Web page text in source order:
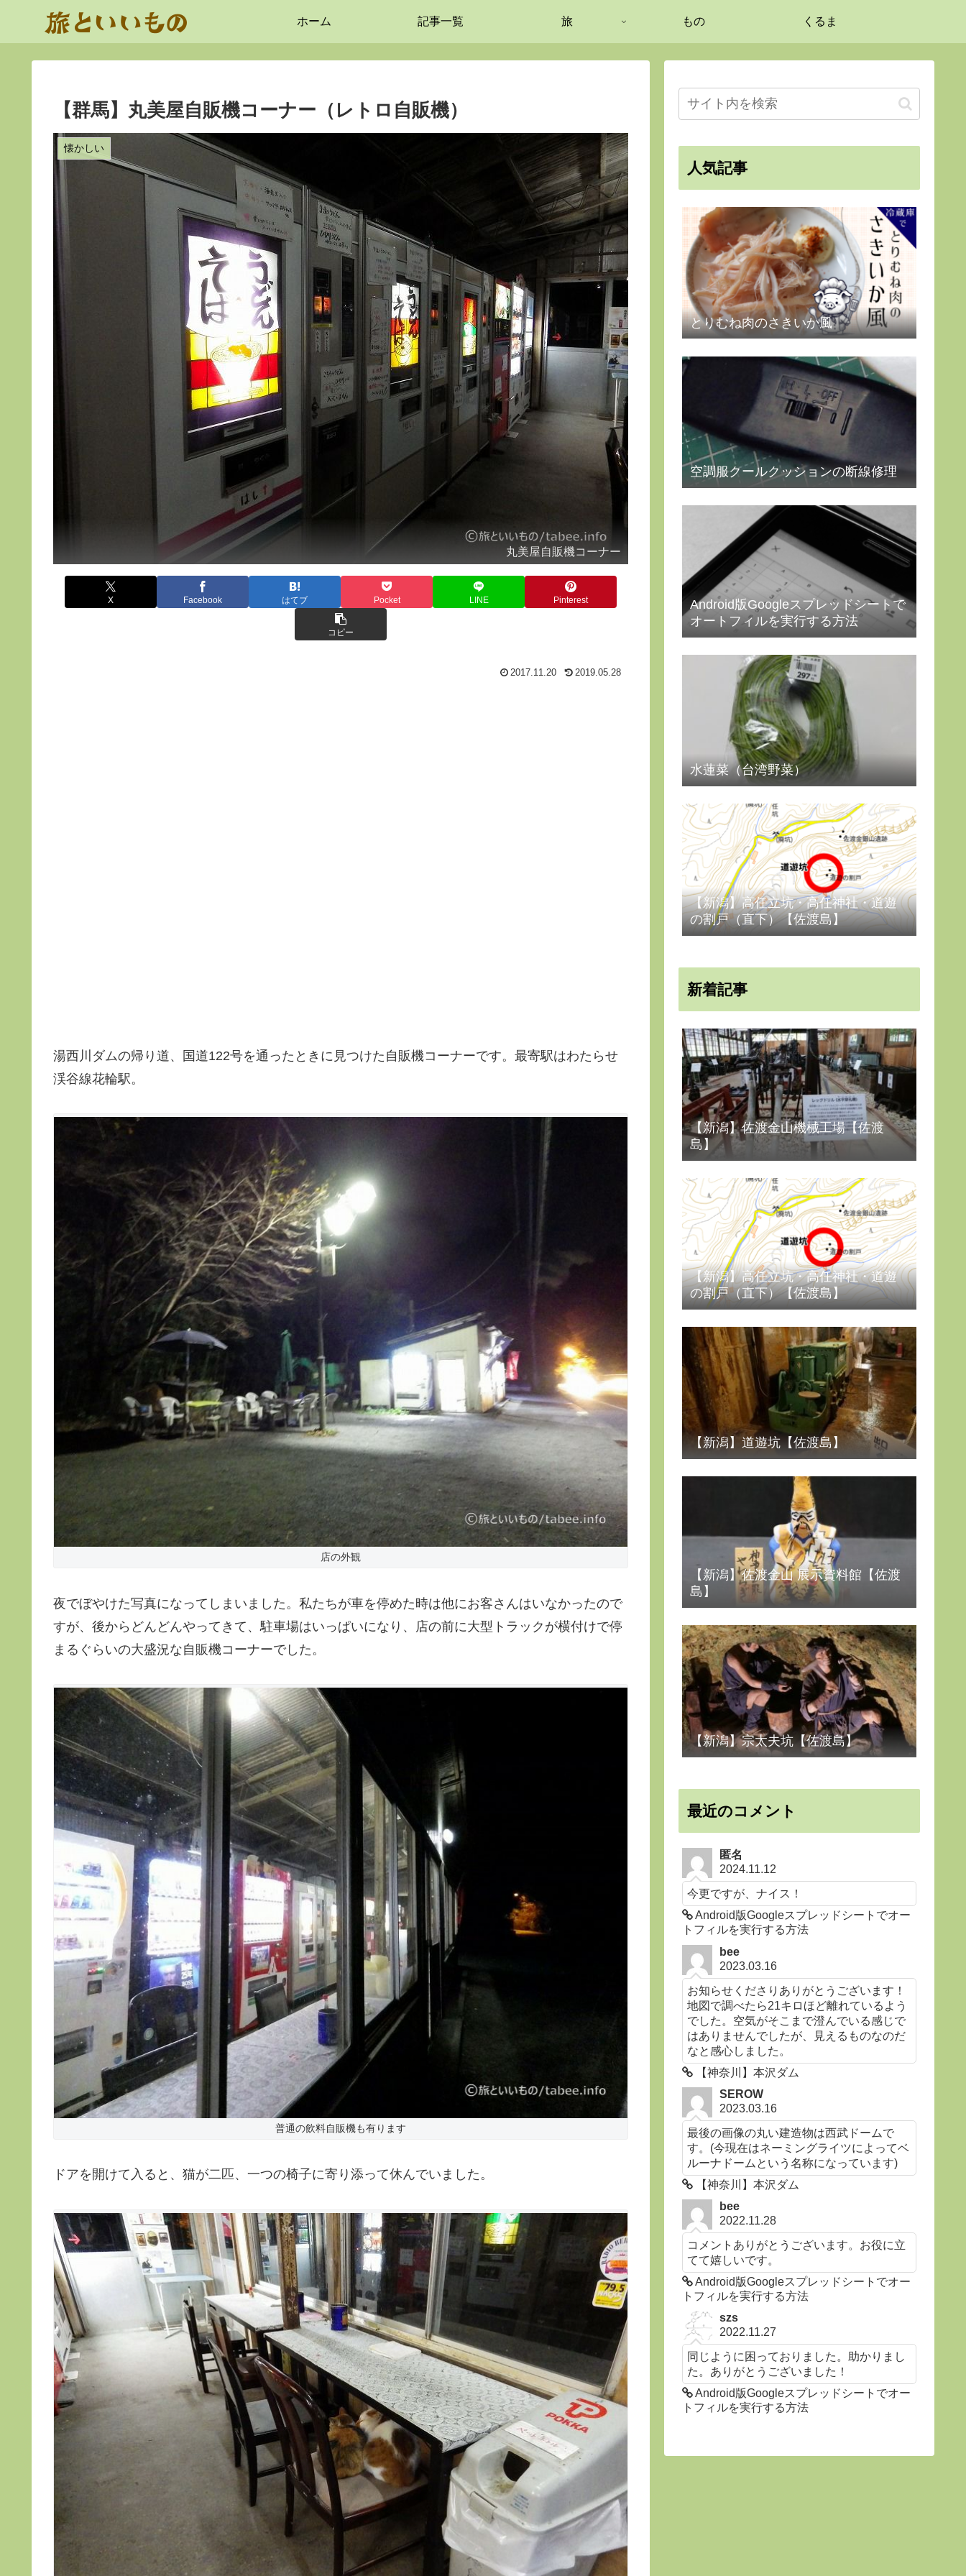
ホーム 記事一覧 旅 もの くるま
【群馬】丸美屋自販機コーナー（レトロ自販機）
懐かしい
丸美屋自販機コーナー
X Facebook はてブ Pocket LINE Pinterest
コピー
2017.11.20 2019.05.28
湯西川ダムの帰り道、国道122号を通ったときに見つけた自販機コーナーです。最寄駅はわたらせ
渓谷線花輪駅。
店の外観
夜でぼやけた写真になってしまいました。私たちが車を停めた時は他にお客さんはいなかったので
すが、後からどんどんやってきて、駐車場はいっぱいになり、店の前に大型トラックが横付けで停
まるぐらいの大盛況な自販機コーナーでした。
普通の飲料自販機も有ります
ドアを開けて入ると、猫が二匹、一つの椅子に寄り添って休んでいました。
人気記事
とりむね肉のさきいか風
空調服クールクッションの断線修理
Android版Googleスプレッドシートで
オートフィルを実行する方法
水蓮菜（台湾野菜）
【新潟】高任立坑・高任神社・道遊
の割戸（直下）【佐渡島】
新着記事
【新潟】佐渡金山機械工場【佐渡
島】
【新潟】高任立坑・高任神社・道遊
の割戸（直下）【佐渡島】
【新潟】道遊坑【佐渡島】
【新潟】佐渡金山 展示資料館【佐渡
島】
【新潟】宗太夫坑【佐渡島】
最近のコメント
匿名
2024.11.12
今更ですが、ナイス！
Android版Googleスプレッドシートでオー
トフィルを実行する方法
bee
2023.03.16
お知らせくださりありがとうございます！
地図で調べたら21キロほど離れているよう
でした。空気がそこまで澄んでいる感じで
はありませんでしたが、見えるものなのだ
なと感心しました。
【神奈川】本沢ダム
SEROW
2023.03.16
最後の画像の丸い建造物は西武ドームで
す。(今現在はネーミングライツによってベ
ルーナドームという名称になっています)
【神奈川】本沢ダム
bee
2022.11.28
コメントありがとうございます。お役に立
てて嬉しいです。
Android版Googleスプレッドシートでオー
トフィルを実行する方法
szs
2022.11.27
同じように困っておりました。助かりまし
た。ありがとうございました！
Android版Googleスプレッドシートでオー
トフィルを実行する方法